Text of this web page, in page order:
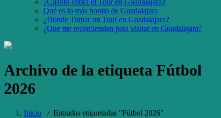
¿Cuánto cobra el Tour en Guadalajara?
Qué es lo más bonito de Guadalajara
¿Donde Tomar un Tour en Guadalajara?
¿Que me recomiendan para visitar en Guadalajara?
Archivo de la etiqueta Fútbol
2026
Inicio / Entradas etiquetadas "Fútbol 2026"